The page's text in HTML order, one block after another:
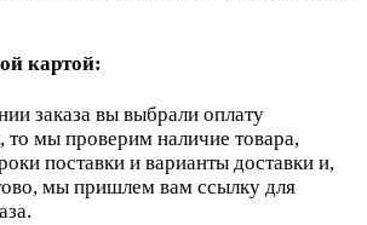
картой:
заказа вы выбрали оплату
то мы проверим наличие товара,
поставки и варианты доставки и,
мы пришлем вам ссылку для